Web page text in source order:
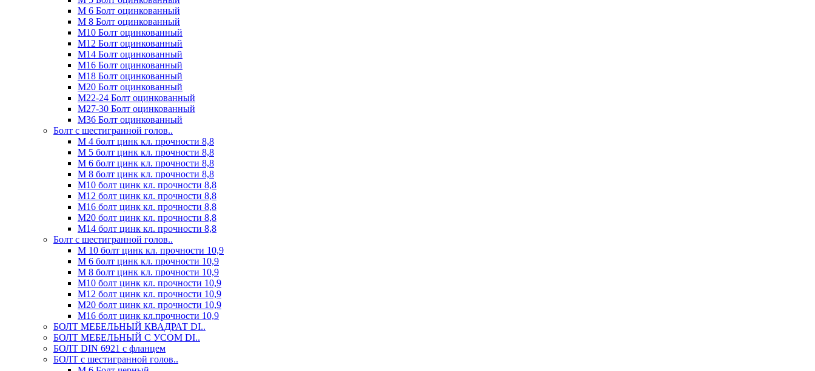
М 6 Болт оцинкованный
М 8 Болт оцинкованный
М10 Болт оцинкованный
М12 Болт оцинкованный
М14 Болт оцинкованный
М16 Болт оцинкованный
М18 Болт оцинкованный
М20 Болт оцинкованный
М22-24 Болт оцинкованный
М27-30 Болт оцинкованный
М36 Болт оцинкованный
Болт с шестигранной голов..
М 4 болт цинк кл. прочности 8,8
М 5 болт цинк кл. прочности 8,8
М 6 болт цинк кл. прочности 8,8
М 8 болт цинк кл. прочности 8,8
М10 болт цинк кл. прочности 8,8
М12 болт цинк кл. прочности 8,8
М16 болт цинк кл. прочности 8,8
М20 болт цинк кл. прочности 8,8
М14 болт цинк кл. прочности 8,8
Болт с шестигранной голов..
М 10 болт цинк кл. прочности 10,9
М 6 болт цинк кл. прочности 10,9
М 8 болт цинк кл. прочности 10,9
М10 болт цинк кл. прочности 10,9
М12 болт цинк кл. прочности 10,9
М20 болт цинк кл. прочности 10,9
М16 болт цинк кл.прочности 10,9
БОЛТ МЕБЕЛЬНЫЙ КВАДРАТ DI..
БОЛТ МЕБЕЛЬНЫЙ С УСОМ DI..
БОЛТ DIN 6921 c фланцем
БОЛТ с шестигранной голов..